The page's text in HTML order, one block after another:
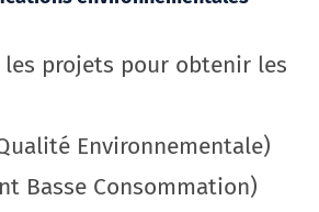
les projets pour obtenir les
Environnementale)
Basse Consommation)